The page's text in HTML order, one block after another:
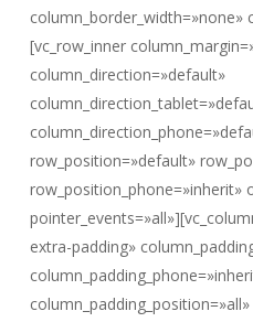
column_border_width=»none»
[vc_row_inner
column_direction=»default»
row_position=»default»
row_position_phone=»inherit»
extra-padding»
column_padding_position=»all»